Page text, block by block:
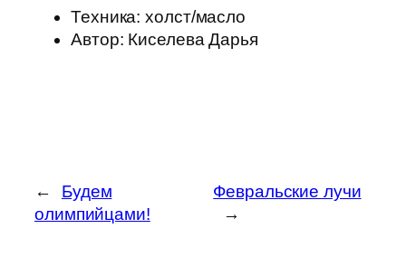
Техника: холст/масло
Автор: Киселева Дарья
←
Будем
олимпийцами!
Февральские лучи
→